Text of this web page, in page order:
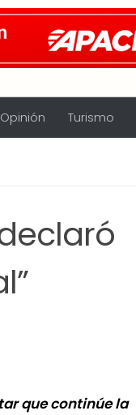
Opinión Turismo
que continúe la